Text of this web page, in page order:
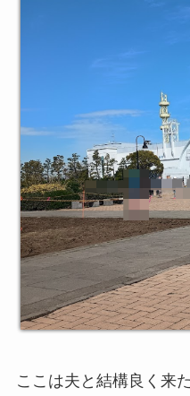
ここは夫と結構良く来